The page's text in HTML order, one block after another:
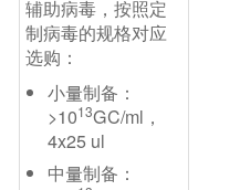
辅助病毒，按照定
制病毒的规格对应
选购：
⼩量制备：
>1013GC/ml，
4x25 ul
中量制备：